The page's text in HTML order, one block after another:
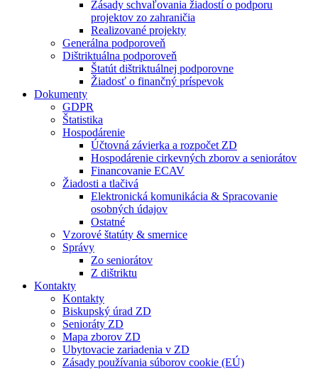
Zásady schvaľovania žiadostí o podporu
projektov zo zahraničia
Realizované projekty
Generálna podporoveň
Dištriktuálna podporoveň
Štatút dištriktuálnej podporovne
Žiadosť o finančný príspevok
Dokumenty
GDPR
Štatistika
Hospodárenie
Účtovná závierka a rozpočet ZD
Hospodárenie cirkevných zborov a seniorátov
Financovanie ECAV
Žiadosti a tlačivá
Elektronická komunikácia & Spracovanie
osobných údajov
Ostatné
Vzorové štatúty & smernice
Správy
Zo seniorátov
Z dištriktu
Kontakty
Kontakty
Biskupský úrad ZD
Senioráty ZD
Mapa zborov ZD
Ubytovacie zariadenia v ZD
Zásady používania súborov cookie (EÚ)